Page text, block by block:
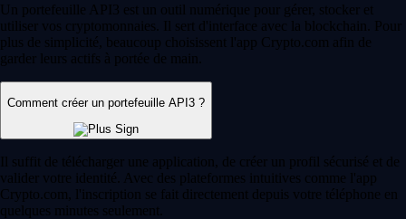
Un portefeuille API3 est un outil numérique pour gérer, stocker et
utiliser vos cryptomonnaies. Il sert d'interface avec la blockchain. Pour
plus de simplicité, beaucoup choisissent l'app Crypto.com afin de
garder leurs actifs à portée de main.
Comment créer un portefeuille API3 ?
Il suffit de télécharger une application, de créer un profil sécurisé et de
valider votre identité. Avec des plateformes intuitives comme l'app
Crypto.com, l'inscription se fait directement depuis votre téléphone en
quelques minutes seulement.